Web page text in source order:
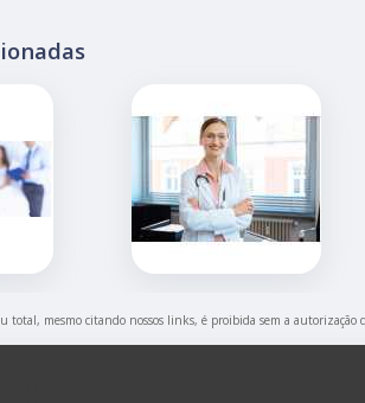
total, mesmo citando nossos links, é proibida sem a